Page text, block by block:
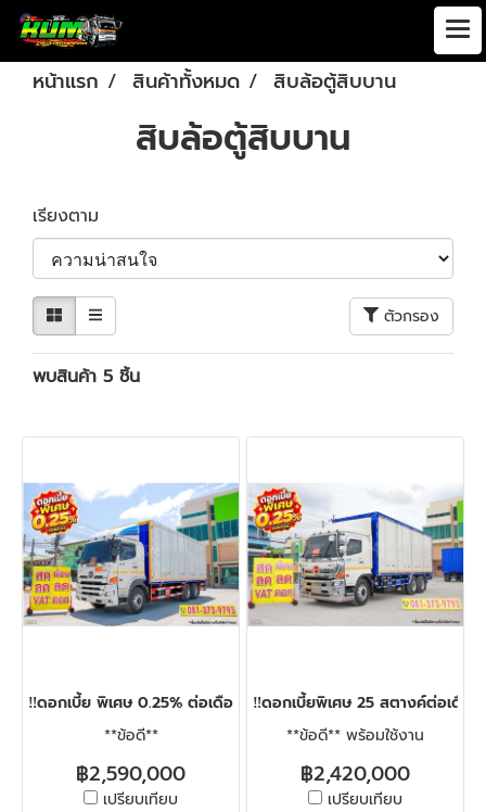
หน้าแรก สินค้าทั้งหมด สิบล้อตู้สิบบาน
สิบล้อตู้สิบบาน
เรียงตาม
ตัวกรอง
พบสินค้า 5 ชิ้น
‼️ดอกเบี้ย พิเศษ 0.25% ต่อเดือน‼️สิบล้อตู้สิบบาน HINO FL1A 344 แ
**ข้อดี**
฿2,590,000
เปรียบเทียบ
‼️ดอกเบี้ยพิเศษ 25 สตางค์ต่อเดือ
**ข้อดี** พร้อมใช้งาน
฿2,420,000
เปรียบเทียบ